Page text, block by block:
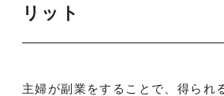
リット
主婦が副業をすることで、得られ